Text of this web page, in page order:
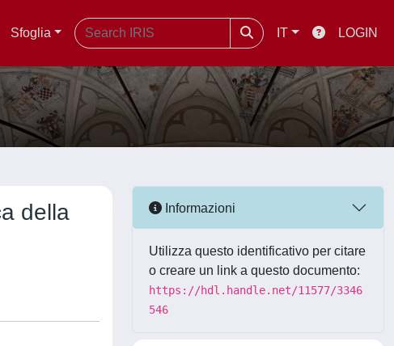
Sfoglia IT LOGIN
della
Informazioni
Utilizza questo identificativo per citare
o creare un link a questo documento:
https://hdl.handle.net/11577/3346
546